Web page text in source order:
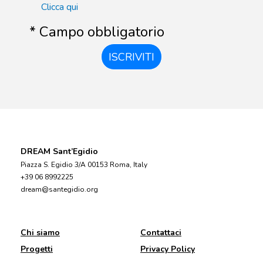
Clicca qui
* Campo obbligatorio
ISCRIVITI
DREAM Sant’Egidio
Piazza S. Egidio 3/A 00153 Roma, Italy
+39 06 8992225
dream@santegidio.org
Chi siamo
Progetti
Contattaci
Privacy Policy